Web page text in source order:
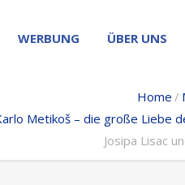
WERBUNG ÜBER UNS
Home
Metikoš – die große Liebe
Josipa Lisac